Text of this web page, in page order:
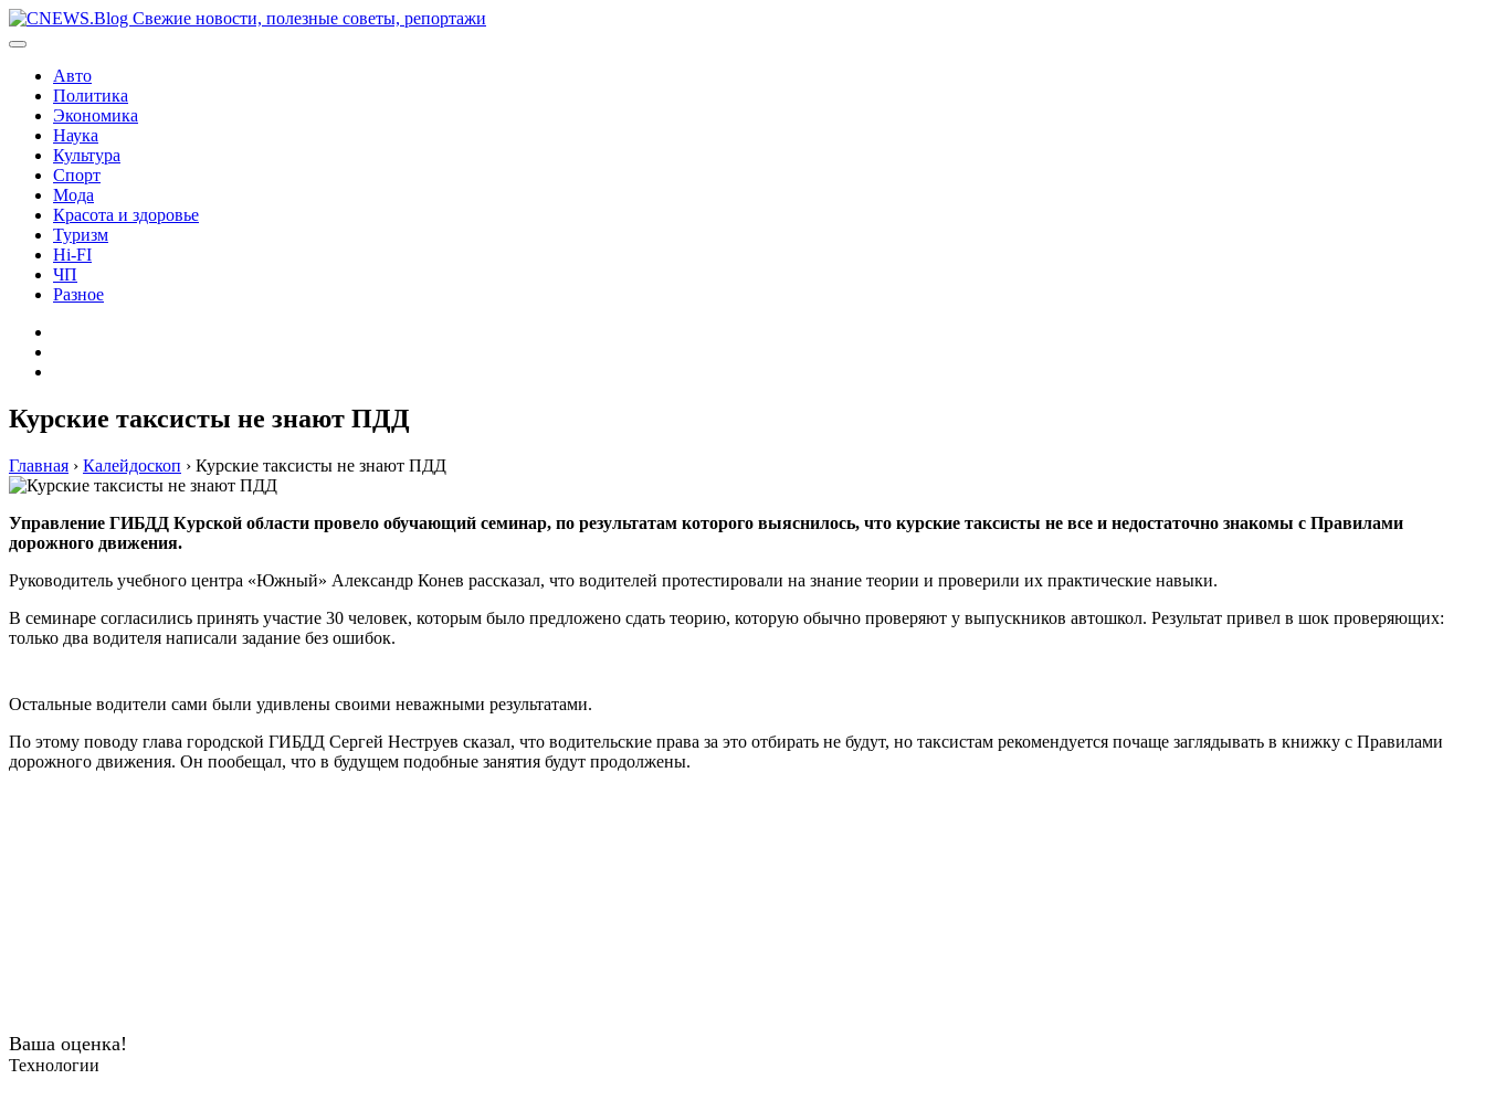
Перейти
к
Авто
Политика
Экономика
Наука
Культура
Спорт
Мода
Красота и здоровье
Туризм
Hi-FI
ЧП
Разное
Курские таксисты не знают ПДД
Главная › Калейдоскоп › Курские таксисты не знают ПДД
Управление ГИБДД Курской области провело обучающий семинар, по результатам которого выяснилось, что курские таксисты не все и недостаточно знакомы с Правилами
дорожного движения.
Руководитель учебного центра «Южный» Александр Конев рассказал, что водителей протестировали на знание теории и проверили их практические навыки.
В семинаре согласились принять участие 30 человек, которым было предложено сдать теорию, которую обычно проверяют у выпускников автошкол. Результат привел в шок проверяющих:
только два водителя написали задание без ошибок.
Остальные водители сами были удивлены своими неважными результатами.
По этому поводу глава городской ГИБДД Сергей Неструев сказал, что водительские права за это отбирать не будут, но таксистам рекомендуется почаще заглядывать в книжку с Правилами
дорожного движения. Он пообещал, что в будущем подобные занятия будут продолжены.
Ваша оценка!
Технологии